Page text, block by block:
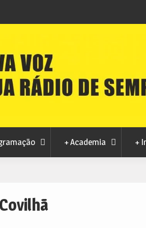
de 2,1 milhões de euros na Covilhã
+ Academia +